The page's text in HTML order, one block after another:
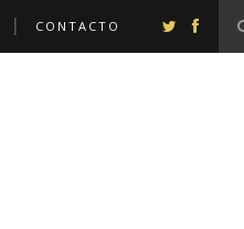
CONTACTO